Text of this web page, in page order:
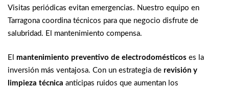
Visitas periódicas evitan emergencias. Nuestro equipo en
Tarragona coordina técnicos para que negocio disfrute de
salubridad. El mantenimiento compensa.
El mantenimiento preventivo de electrodomésticos es la
inversión más ventajosa. Con un estrategia de revisión y
limpieza técnica anticipas ruidos que aumentan los